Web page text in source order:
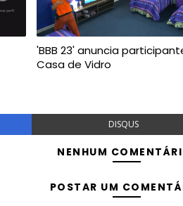
'BBB 23' anuncia
Casa de Vidro
DISQUS
NENHUM
POSTAR UM